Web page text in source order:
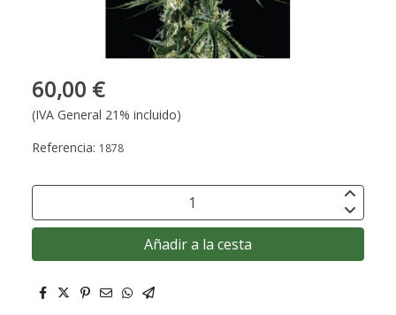
60,00 €
(IVA General 21% incluido)
Referencia: 1878
Añadir a la cesta